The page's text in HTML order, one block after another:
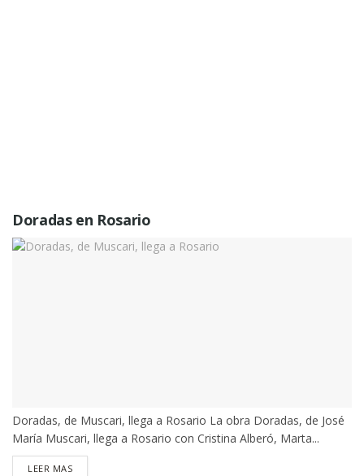
Doradas en Rosario
Doradas, de Muscari, llega a Rosario La obra Doradas, de José
María Muscari, llega a Rosario con Cristina Alberó, Marta...
LEER MASDETAILS